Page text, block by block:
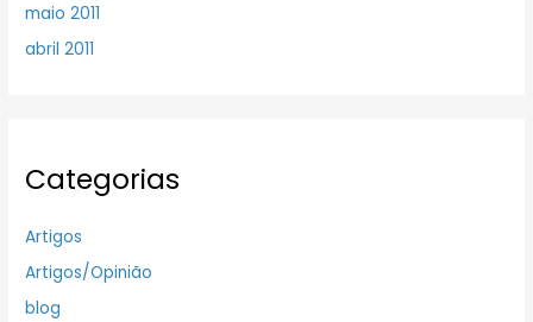
maio 2011
abril 2011
Categorias
Artigos
Artigos/Opinião
blog